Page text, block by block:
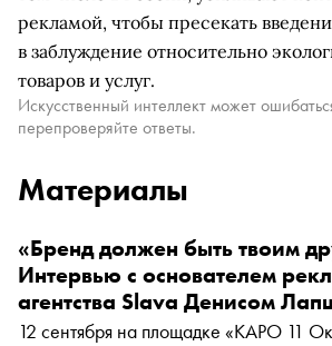
рекламой, чтобы пресекать
в заблуждение относительно
товаров и услуг.
Искусственный интеллект может
перепроверяйте ответы.
Материалы
«Бренд должен быть твоим
Интервью с основателем
агентства Slava Денисом
12 сентября на площадке «КАРО 11